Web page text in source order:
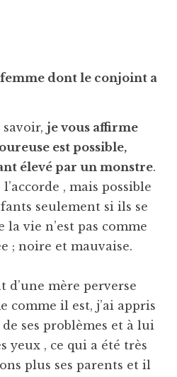
dont le conjoint a
je vous affirme
est possible,
élevé par un monstre.
, mais possible
seulement si ils se
vie n’est pas comme
; noire et mauvaise.
mère perverse
comme il est, j’ai appris
ses problèmes et à lui
yeux , ce qui a été très
plus ses parents et il